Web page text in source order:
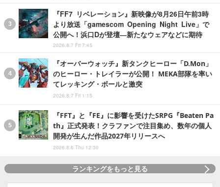
『FF7 リベレーション』新映像が8月26日午前3時
より放送「gamescom Opening Night Live」で
公開へ！浜口Dが登壇―新たなウェアなどに期待
2026.8.7 Fri 7:45
『オーバーウォッチ』新タンクヒーロー「D.Mon」
のヒーロー・トレイラーが公開！ MEKA部隊を率い
てレッキング・ボールと激突
2026.8.7 Fri 1:15
『FFT』と『FE』に影響を受けたSRPG『Beaten Pa
th』正式発表！クラファンで注目集め、数年の個人
開発が生んだ作品2027年リリースへ
2026.8.6 Thu 12:30
ランキングをもっと見る